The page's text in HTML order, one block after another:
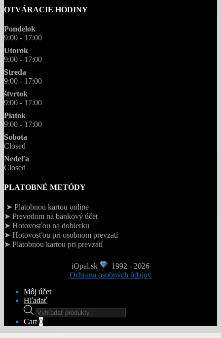
OTVÁRACIE HODINY
Pondelok
9:00 - 17:00
Utorok
9:00 - 17:00
Streda
9:00 - 17:00
štvrtok
9:00 - 17:00
Piatok
9:00 - 17:00
Sobota
Closed
Nedeľa
Closed
PLATOBNÉ METÓDY
➤ Platobnou kartou online
➤ Prevodom na bankový účet
➤ Hotovosťou na dobierku
➤ Hotovosťou pri osobnom prevzatí
➤ Platobnou kartou pri prevzatí
iOpal.sk
1992 - 2026
Ochrana osobných údajov
Môj účet
Hľadať
Products
search
Cart 0